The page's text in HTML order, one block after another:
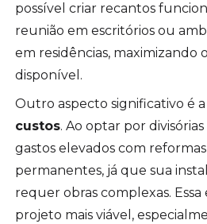
possível criar recantos
reunião em escritórios ou
em residências, maximizando
disponível.
Outro aspecto significativo é a
custos. Ao optar por
gastos elevados com
permanentes, já que sua
requer obras complexas.
projeto mais viável,